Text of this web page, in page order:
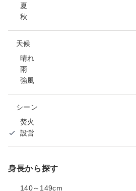
夏
秋
天候
晴れ
雨
強風
シーン
焚火
設営
身長から探す
140～149cm